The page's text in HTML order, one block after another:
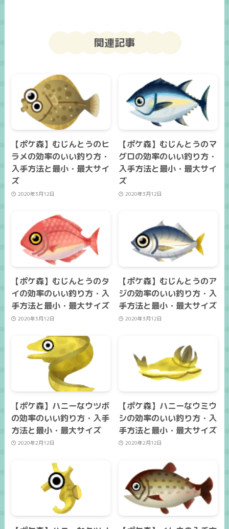
関連記事
【ポケ森】むじんとうのヒ
ラメの効率のいい釣り方・
入手方法と最小・最大サイ
ズ
2020年3月12日
【ポケ森】むじんとうのマ
グロの効率のいい釣り方・
入手方法と最小・最大サイ
ズ
2020年3月12日
【ポケ森】むじんとうのタ
イの効率のいい釣り方・入
手方法と最小・最大サイズ
2020年3月12日
【ポケ森】むじんとうのア
ジの効率のいい釣り方・入
手方法と最小・最大サイズ
2020年3月12日
【ポケ森】ハニーなウツボ
の効率のいい釣り方・入手
方法と最小・最大サイズ
2020年2月12日
【ポケ森】ハニーなウミウ
シの効率のいい釣り方・入
手方法と最小・最大サイズ
2020年2月12日